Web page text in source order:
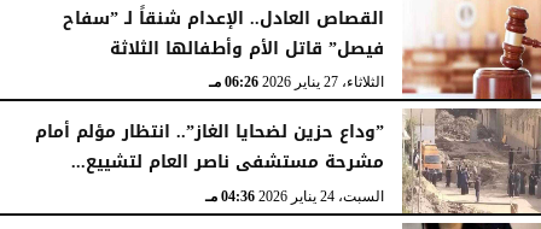
القصاص العادل.. الإعدام شنقاً لـ ”سفاح
فيصل” قاتل الأم وأطفالها الثلاثة
الثلاثاء، 27 يناير 2026 06:26 مـ
”وداع حزين لضحايا الغاز”.. انتظار مؤلم أمام
مشرحة مستشفى ناصر العام لتشييع...
السبت، 24 يناير 2026 04:36 مـ